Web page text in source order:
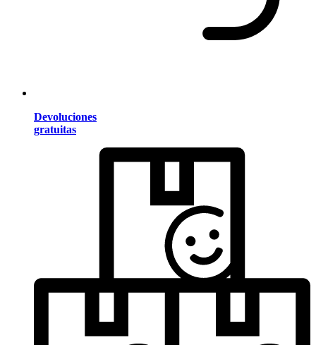
Devoluciones
gratuitas